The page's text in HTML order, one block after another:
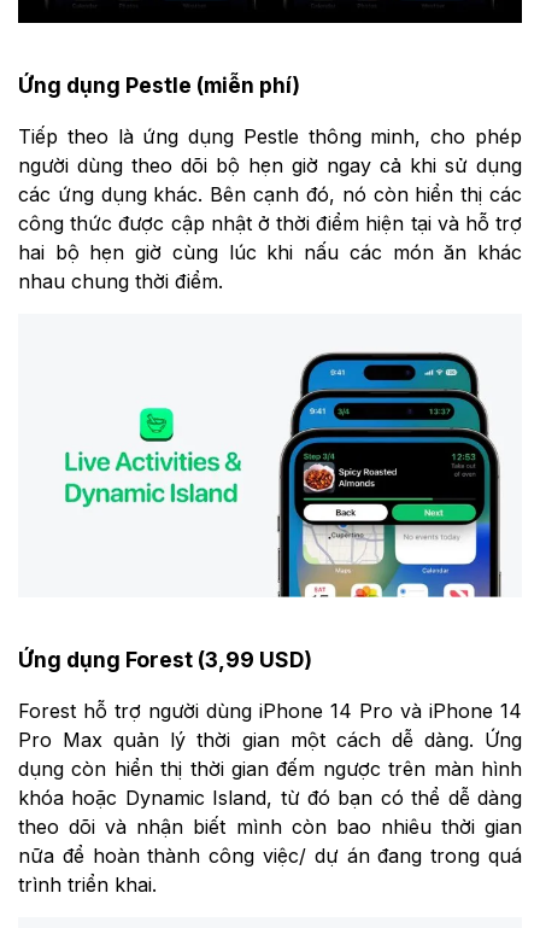
Ứng dụng Pestle (miễn phí)
Tiếp theo là ứng dụng Pestle thông minh, cho phép
người dùng theo dõi bộ hẹn giờ ngay cả khi sử dụng
các ứng dụng khác. Bên cạnh đó, nó còn hiển thị các
công thức được cập nhật ở thời điểm hiện tại và hỗ trợ
hai bộ hẹn giờ cùng lúc khi nấu các món ăn khác
nhau chung thời điểm.
Ứng dụng Forest (3,99 USD)
Forest hỗ trợ người dùng iPhone 14 Pro và iPhone 14
Pro Max quản lý thời gian một cách dễ dàng. Ứng
dụng còn hiển thị thời gian đếm ngược trên màn hình
khóa hoặc Dynamic Island‌, từ đó bạn có thể dễ dàng
theo dõi và nhận biết mình còn bao nhiêu thời gian
nữa để hoàn thành công việc/ dự án đang trong quá
trình triển khai.